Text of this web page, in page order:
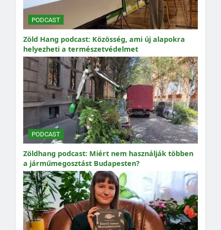
PODCAST
Zöld Hang podcast: Közösség, ami új alapokra
helyezheti a természetvédelmet
PODCAST
Zöldhang podcast: Miért nem használják többen
a járműmegosztást Budapesten?